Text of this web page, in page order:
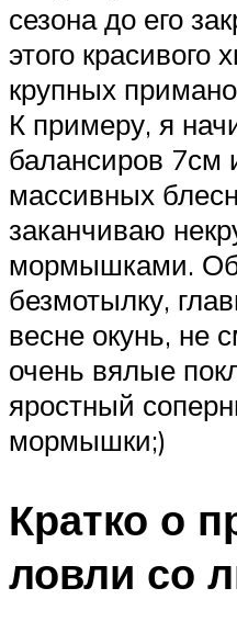
сезона до его
этого красивого
крупных
К примеру, я
балансиров 7см
массивных
заканчиваю
мормышками.
безмотылку,
весне окунь, не
очень вялые
яростный
мормышки;)
Кратко о
ловли со